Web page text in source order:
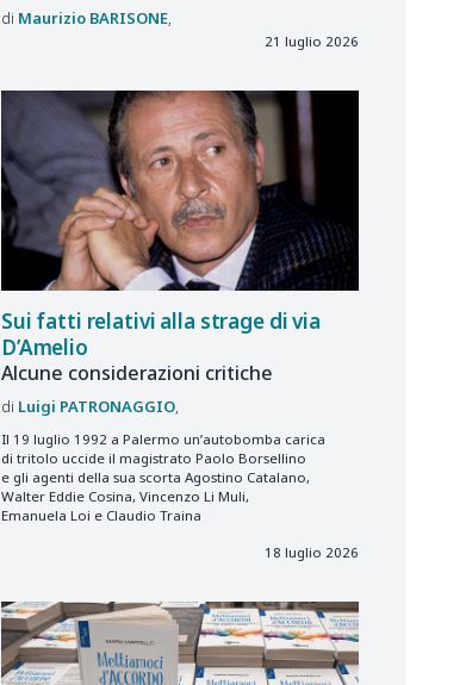
Maurizio BARISONE
21 luglio 2026
Sui fatti relativi alla strage di via
D’Amelio
Alcune considerazioni critiche
Luigi PATRONAGGIO
Il 19 luglio 1992 a Palermo un’autobomba carica
di tritolo uccide il magistrato Paolo Borsellino
e gli agenti della sua scorta Agostino Catalano,
Walter Eddie Cosina, Vincenzo Li Muli,
Emanuela Loi e Claudio Traina
18 luglio 2026